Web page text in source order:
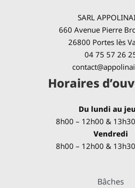
SARL
660 Avenue Pierre
26800 Portes lès
04 75 57 26
Horaires
Du lundi au
8h00 – 12h00 &
Vendredi
8h00 – 12h00 &
Bâches